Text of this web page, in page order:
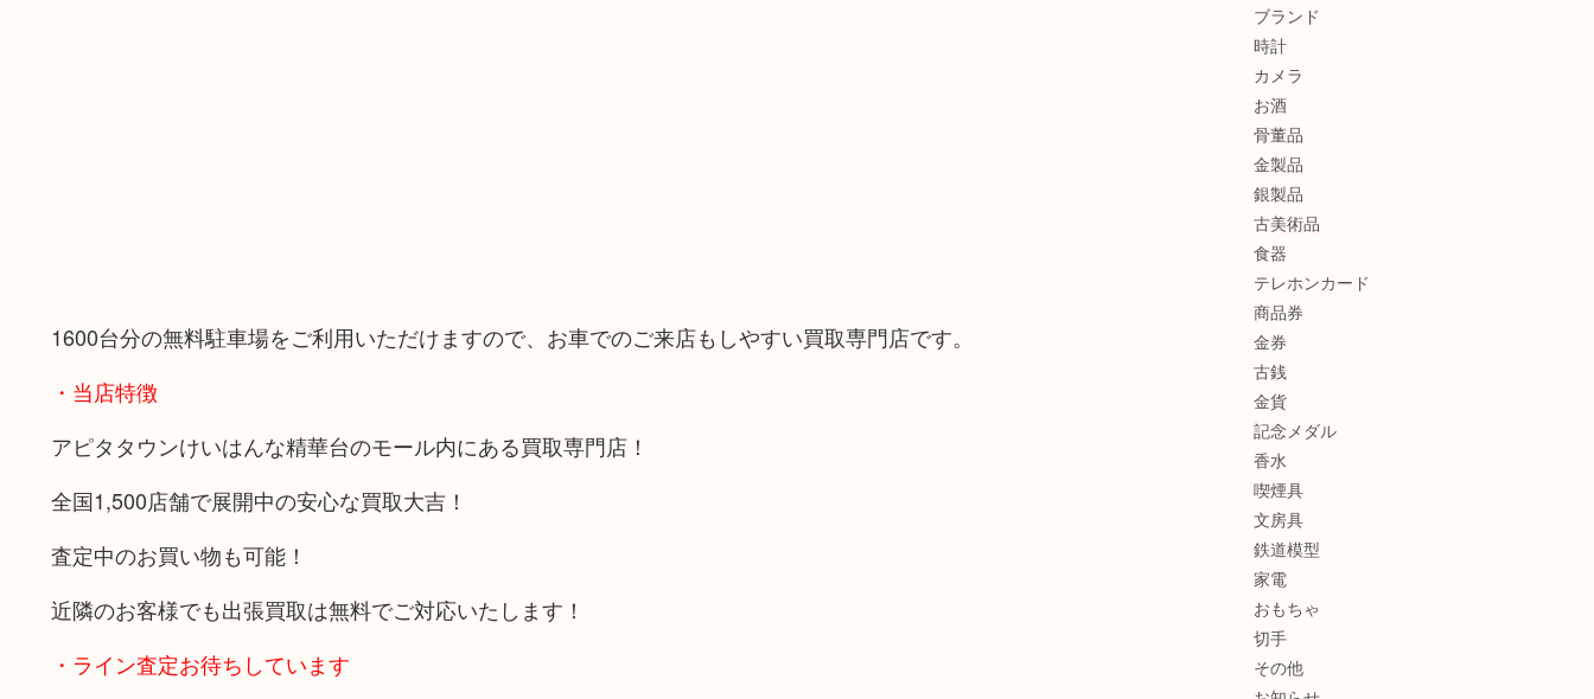
1600台分の無料駐車場をご利用いただけますので、お車でのご来店もしやすい買取専門店です。
・当店特徴
アピタタウンけいはんな精華台のモール内にある買取専門店！
全国1,500店舗で展開中の安心な買取大吉！
査定中のお買い物も可能！
近隣のお客様でも出張買取は無料でご対応いたします！
・ライン査定お待ちしています
ブランド
時計
カメラ
お酒
骨董品
金製品
銀製品
古美術品
食器
テレホンカード
商品券
金券
古銭
金貨
記念メダル
香水
喫煙具
文房具
鉄道模型
家電
おもちゃ
切手
その他